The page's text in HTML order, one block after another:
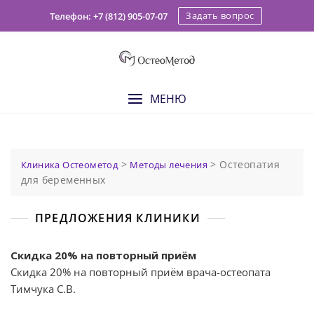
Телефон: +7 (812) 905-07-07 Задать вопрос
МЕНЮ
Клиника Остеометод> Методы лечения > Остеопатия
для беременных
ПРЕДЛОЖЕНИЯ КЛИНИКИ
Скидка 20% на повторный приём
Скидка 20% на повторный приём врача-остеопата
Тимчука С.В.